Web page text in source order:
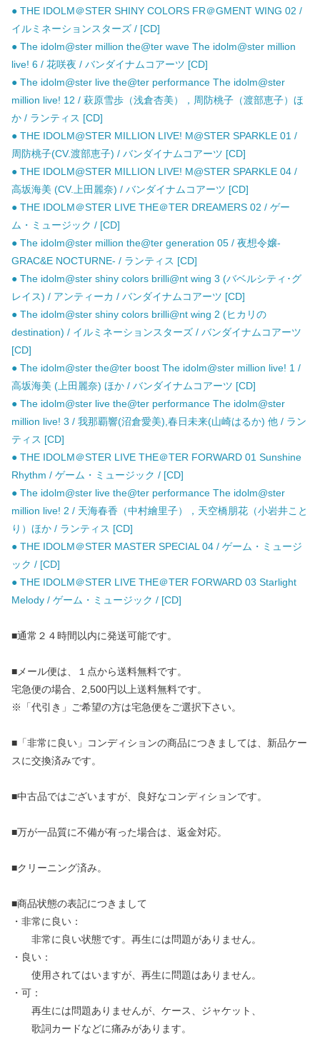
● THE IDOLM＠STER SHINY COLORS FR＠GMENT WING 02 /
イルミネーションスターズ / [CD]
● The idolm@ster million the@ter wave The idolm@ster million
live! 6 / 花咲夜 / バンダイナムコアーツ [CD]
● The idolm@ster live the@ter performance The idolm@ster
million live! 12 / 萩原雪歩（浅倉杏美），周防桃子（渡部恵子）ほ
か / ランティス [CD]
● THE IDOLM@STER MILLION LIVE! M@STER SPARKLE 01 /
周防桃子(CV.渡部恵子) / バンダイナムコアーツ [CD]
● THE IDOLM@STER MILLION LIVE! M@STER SPARKLE 04 /
高坂海美 (CV.上田麗奈) / バンダイナムコアーツ [CD]
● THE IDOLM＠STER LIVE THE＠TER DREAMERS 02 / ゲー
ム・ミュージック / [CD]
● The idolm@ster million the@ter generation 05 / 夜想令嬢-
GRAC&E NOCTURNE- / ランティス [CD]
● The idolm@ster shiny colors brilli@nt wing 3 (バベルシティ･グ
レイス) / アンティーカ / バンダイナムコアーツ [CD]
● The idolm@ster shiny colors brilli@nt wing 2 (ヒカリの
destination) / イルミネーションスターズ / バンダイナムコアーツ
[CD]
● The idolm@ster the@ter boost The idolm@ster million live! 1 /
高坂海美 (上田麗奈) ほか / バンダイナムコアーツ [CD]
● The idolm@ster live the@ter performance The idolm@ster
million live! 3 / 我那覇響(沼倉愛美),春日未来(山崎はるか) 他 / ラン
ティス [CD]
● THE IDOLM＠STER LIVE THE＠TER FORWARD 01 Sunshine
Rhythm / ゲーム・ミュージック / [CD]
● The idolm@ster live the@ter performance The idolm@ster
million live! 2 / 天海春香（中村繪里子），天空橋朋花（小岩井こと
り）ほか / ランティス [CD]
● THE IDOLM＠STER MASTER SPECIAL 04 / ゲーム・ミュージ
ック / [CD]
● THE IDOLM＠STER LIVE THE＠TER FORWARD 03 Starlight
Melody / ゲーム・ミュージック / [CD]
■通常２４時間以内に発送可能です。
■メール便は、１点から送料無料です。
宅急便の場合、2,500円以上送料無料です。
※「代引き」ご希望の方は宅急便をご選択下さい。
■「非常に良い」コンディションの商品につきましては、新品ケー
スに交換済みです。
■中古品ではございますが、良好なコンディションです。
■万が一品質に不備が有った場合は、返金対応。
■クリーニング済み。
■商品状態の表記につきまして
・非常に良い：
非常に良い状態です。再生には問題がありません。
・良い：
使用されてはいますが、再生に問題はありません。
・可：
再生には問題ありませんが、ケース、ジャケット、
歌詞カードなどに痛みがあります。